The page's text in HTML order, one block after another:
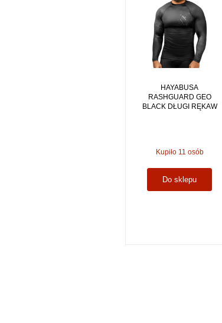
HAYABUSA
RASHGUARD GEO
BLACK DŁUGI RĘKAW
Kupiło 11 osób
Do sklepu